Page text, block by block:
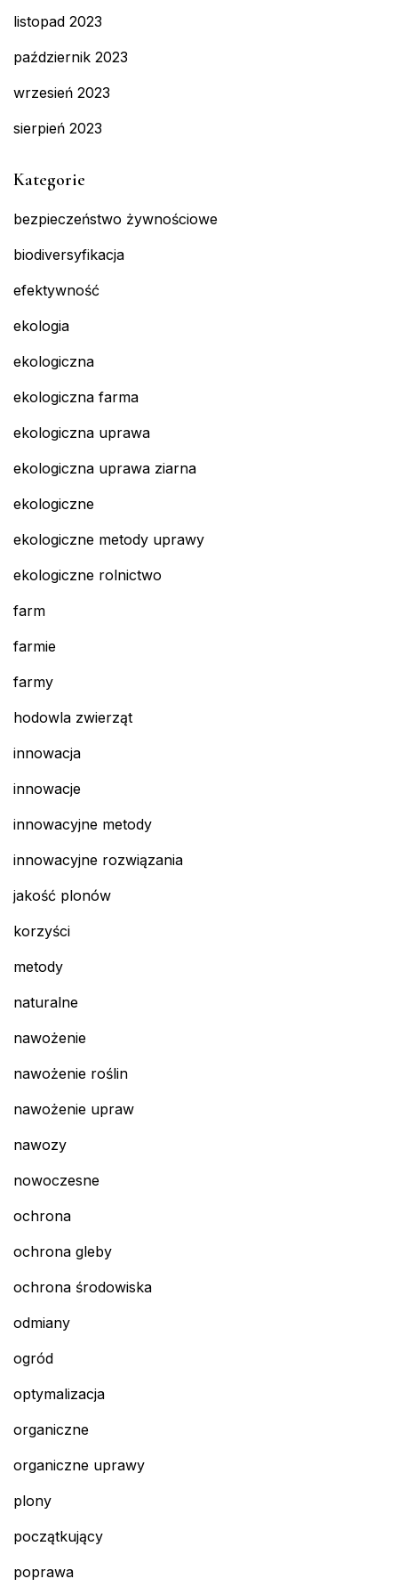
listopad 2023
październik 2023
wrzesień 2023
sierpień 2023
Kategorie
bezpieczeństwo żywnościowe
biodiversyfikacja
efektywność
ekologia
ekologiczna
ekologiczna farma
ekologiczna uprawa
ekologiczna uprawa ziarna
ekologiczne
ekologiczne metody uprawy
ekologiczne rolnictwo
farm
farmie
farmy
hodowla zwierząt
innowacja
innowacje
innowacyjne metody
innowacyjne rozwiązania
jakość plonów
korzyści
metody
naturalne
nawożenie
nawożenie roślin
nawożenie upraw
nawozy
nowoczesne
ochrona
ochrona gleby
ochrona środowiska
odmiany
ogród
optymalizacja
organiczne
organiczne uprawy
plony
początkujący
poprawa